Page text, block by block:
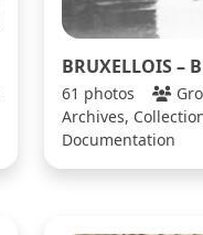
BRUXELLOIS –
61 photos
Archives,
Documentation